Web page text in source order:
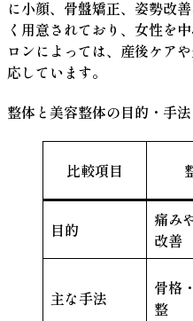
に小顔、骨盤矯正、姿勢改
く用意されており、女性を
ロンによっては、産後ケア
応しています。
整体と美容整体の目的・手
比較項目
目的
痛み
改善
主な手法
骨格
整